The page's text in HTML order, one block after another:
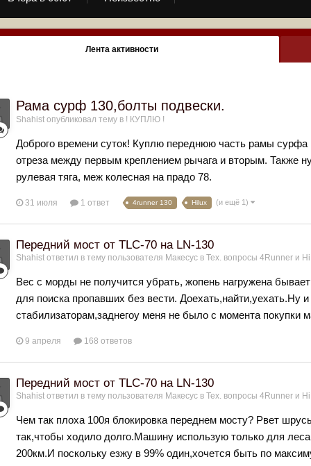
Лента активности
Рама сурф 130,болты подвески.
Shahist опубликовал тему в ! КУПЛЮ !
Доброго времени суток! Куплю переднюю часть рамы сурфа
отреза между первым креплением рычага и вторым. Также
рулевая тяга, меж колесная на прадо 78.
31 июля 1 ответ 4runner 130 Hilux (и ещё 1)
Передний мост от TLC-70 на LN-130
Shahist ответил в тему пользователя Макесус в Тех. вопросы 4Runner и
Вес с морды не получится убрать, жопень нагружена
для поиска пропавших без вести. Доехать,найти,уехать.Ну
стабилизаторам,заднегоу меня не было с момента
9 апреля 168 ответов
Передний мост от TLC-70 на LN-130
Shahist ответил в тему пользователя Макесус в Тех. вопросы 4Runner и
Чем так плоха 100я блокировка переднем мосту? Рвет
так,чтобы ходило долго.Машину использую только для
200км.И поскольку езжу в 99% один,хочется быть по